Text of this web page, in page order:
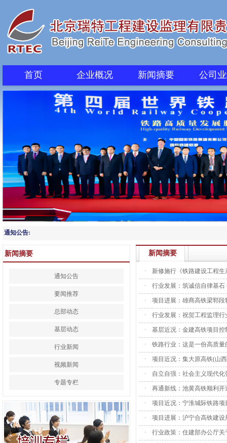
首页 企业概况 新闻摘要 公司
通知公告:
新闻摘要
通知公告
要闻推荐
总部动态
基层动态
行业新闻
视频新闻
专题专栏
新闻摘要
· 新修施行《铁路建设工程
· 行业发展：筑诚信自律基石
· 项目进展：雄商高铁梁郓
· 行业发展：祝贺工程监理
· 基层近况：金建高铁项目
· 铁路行业：这是一份高质
· 项目近况：集大原高铁(山
· 自立自强：社会主义现代
· 再通新线：池黄高铁顺利
· 项目近况：宁淮城际铁路
· 项目进展：沪宁合高铁建
· 行业政策：住建部办公厅